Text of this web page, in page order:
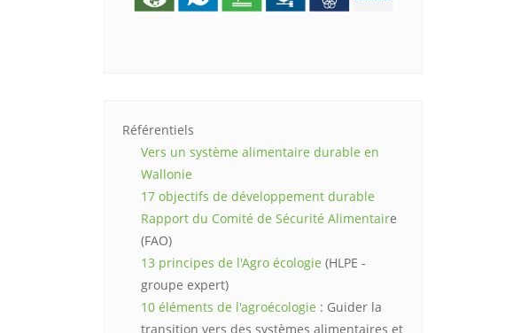
Référentiels
Vers un système alimentaire durable en
Wallonie
17 objectifs de développement durable
Rapport du Comité de Sécurité Alimentaire
(FAO)
13 principes de l'Agro écologie (HLPE -
groupe expert)
10 éléments de l'agroécologie : Guider la
transition vers des systèmes alimentaires et